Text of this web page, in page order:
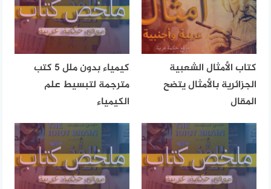
كتاب الأمثال الشعبية
الجزائرية بالأمثال يتضح
المقال
كيمياء بدون ملل 5 كتب
مترجمة لتبسيط علم
الكيمياء